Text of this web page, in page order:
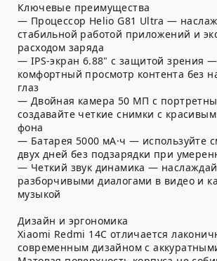
Ключевые преимущества
— Процессор Helio G81 Ultra —
стабильной работой приложений и
расходом заряда
— IPS-экран 6.88" с защитой зрения
комфортный просмотр контента без
глаз
— Двойная камера 50 МП с
создавайте четкие снимки с
фона
— Батарея 5000 мА·ч — используйте
двух дней без подзарядки при
— Четкий звук динамика —
разборчивыми диалогами в видео и
музыкой
Дизайн и эргономика
Xiaomi Redmi 14C отличается
современным дизайном с